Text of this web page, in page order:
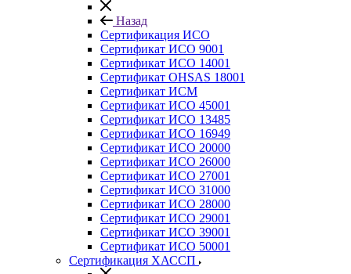
Назад
Сертификация ИСО
Сертификат ИСО 9001
Сертификат ИСО 14001
Сертификат OHSAS 18001
Сертификат ИСМ
Сертификат ИСО 45001
Сертификат ИСО 13485
Сертификат ИСО 16949
Сертификат ИСО 20000
Сертификат ИСО 26000
Сертификат ИСО 27001
Сертификат ИСО 31000
Сертификат ИСО 28000
Сертификат ИСО 29001
Сертификат ИСО 39001
Сертификат ИСО 50001
Сертификация ХАССП